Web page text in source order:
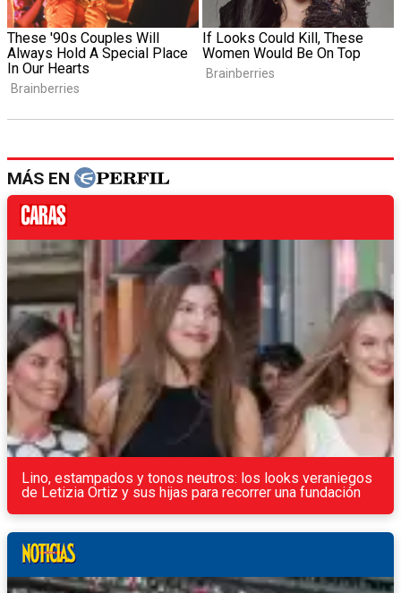
MÁS EN
Lino, estampados y tonos neutros: los looks veraniegos
de Letizia Ortiz y sus hijas para recorrer una fundación